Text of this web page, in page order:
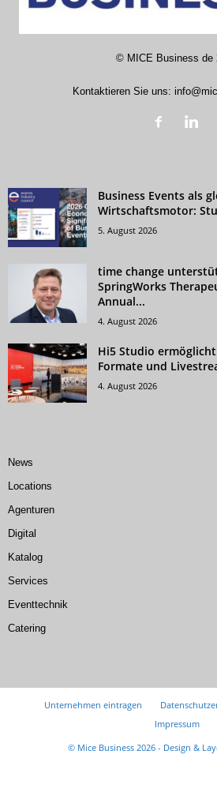
© MICE Business de
Kontaktieren Sie uns:
Business Events als
Wirtschaftsmotor:
5. August 2026
time change
SpringWorks
Annual...
4. August 2026
Hi5 Studio
Formate und
4. August 2026
News
Locations
Agenturen
Digital
Katalog
Services
Eventtechnik
Catering
Unternehmen eintragen
Impressum
© Mice Business 2026 - Design &